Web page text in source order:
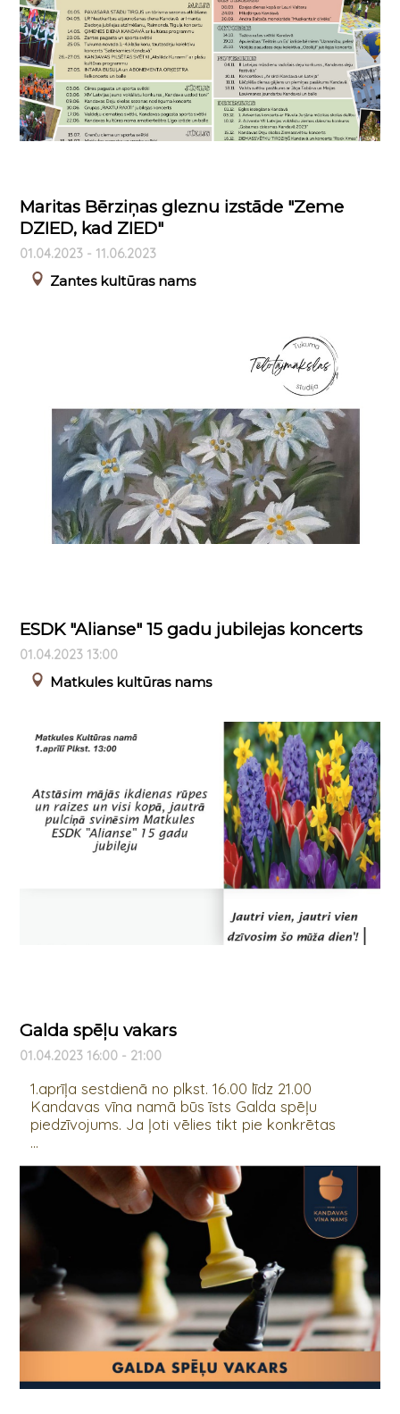
Maritas Bērziņas gleznu izstāde "Zeme
DZIED, kad ZIED"
01.04.2023 - 11.06.2023
Zantes kultūras nams
ESDK "Alianse" 15 gadu jubilejas koncerts
01.04.2023 13:00
Matkules kultūras nams
Galda spēļu vakars
01.04.2023 16:00 - 21:00
1.aprīļa sestdienā no plkst. 16.00 līdz 21.00
Kandavas vīna namā būs īsts Galda spēļu
piedzīvojums. Ja ļoti vēlies tikt pie konkrētas
...